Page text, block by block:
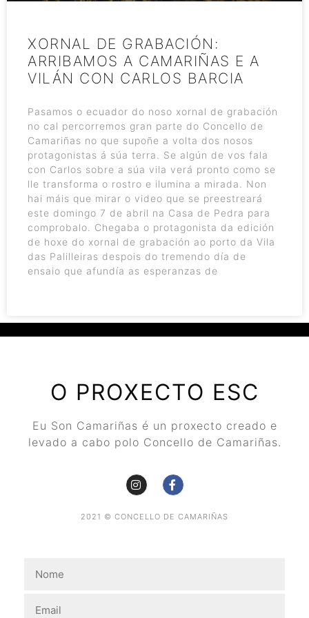
XORNAL DE GRABACIÓN:
ARRIBAMOS A CAMARIÑAS E A
VILÁN CON CARLOS BARCIA
Pasamos o ecuador do noso xornal de grabación
no cal percorremos gran parte do Concello de
Camariñas no que supoñe a volta dos nosos
protagonistas á súa terra. Se algún de vos fala
con Carlos sobre a súa vila verá pronto como se
lle transforma o rostro e ilumina a mirada. Non
hai máis que mirar o video que se preestreará
este domingo 7 de abril na Casa de Pedra para
comprobalo. Chegaba o protagonista da edición
de hoxe do xornal de grabación ao porto da Vila
das Palilleiras despois do tremendo día de
ensaio que afundía as esperanzas de
O PROXECTO ESC
Eu Son Camariñas é un proxecto creado e
levado a cabo polo Concello de Camariñas.
2021 © CONCELLO DE CAMARIÑAS